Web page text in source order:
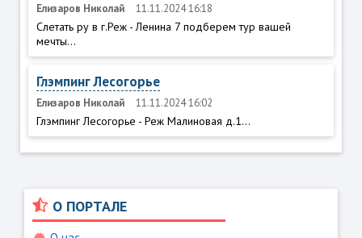
Елизаров Николай 11.11.2024 16:18
Слетать ру в г.Реж - Ленина 7 подберем тур вашей
мечты...
Глэмпинг Лесогорье
Елизаров Николай 11.11.2024 16:02
Глэмпинг Лесогорье - Реж Малиновая д.1...
О ПОРТАЛЕ